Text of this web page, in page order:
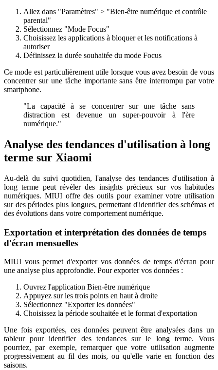
Allez dans "Paramètres" > "Bien-être numérique et contrôle
parental"
Sélectionnez "Mode Focus"
Choisissez les applications à bloquer et les notifications à
autoriser
Définissez la durée souhaitée du mode Focus
Ce mode est particulièrement utile lorsque vous avez besoin de vous
concentrer sur une tâche importante sans être interrompu par votre
smartphone.
"La capacité à se concentrer sur une tâche sans
distraction est devenue un super-pouvoir à l'ère
numérique."
Analyse des tendances d'utilisation à long
terme sur Xiaomi
Au-delà du suivi quotidien, l'analyse des tendances d'utilisation à
long terme peut révéler des insights précieux sur vos habitudes
numériques. MIUI offre des outils pour examiner votre utilisation
sur des périodes plus longues, permettant d'identifier des schémas et
des évolutions dans votre comportement numérique.
Exportation et interprétation des données de temps
d'écran mensuelles
MIUI vous permet d'exporter vos données de temps d'écran pour
une analyse plus approfondie. Pour exporter vos données :
Ouvrez l'application Bien-être numérique
Appuyez sur les trois points en haut à droite
Sélectionnez "Exporter les données"
Choisissez la période souhaitée et le format d'exportation
Une fois exportées, ces données peuvent être analysées dans un
tableur pour identifier des tendances sur le long terme. Vous
pourriez, par exemple, remarquer que votre utilisation augmente
progressivement au fil des mois, ou qu'elle varie en fonction des
saisons.